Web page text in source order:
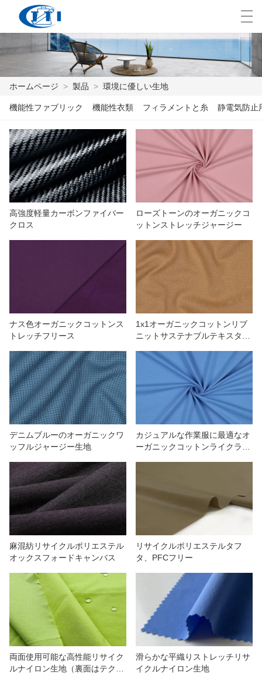
ホームページ
製品
カスタマイズ
私たちについて
ニュース
العربية česky Deutsch
ホームページ > 製品 > 環境に優しい生地
機能性ファブリック 機能性衣類 フィラメントと糸 静電気防止
高強度軽量カーボンファイバー
クロス
ローズトーンのオーガニックコ
ットンストレッチジャージー
ナス色オーガニックコットンス
トレッチフリース
1x1オーガニックコットンリブ
ニットサステナブルテキスタイ
デニムブルーのオーガニックワ
ッフルジャージー生地
カジュアルな作業服に最適なオ
ーガニックコットンライクラニ
麻混紡リサイクルポリエステル
オックスフォードキャンバス
リサイクルポリエステルタフ
タ、PFCフリー
両面使用可能な高性能リサイク
ルナイロン生地（裏面はテクス
滑らかな平織りストレッチリサ
イクルナイロン生地